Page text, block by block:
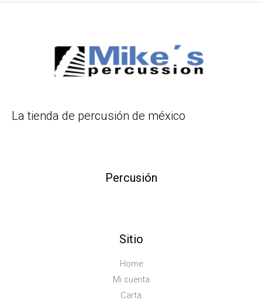
La tienda de percusión de méxico
Percusión
Sitio
Home
Mi cuenta
Carta